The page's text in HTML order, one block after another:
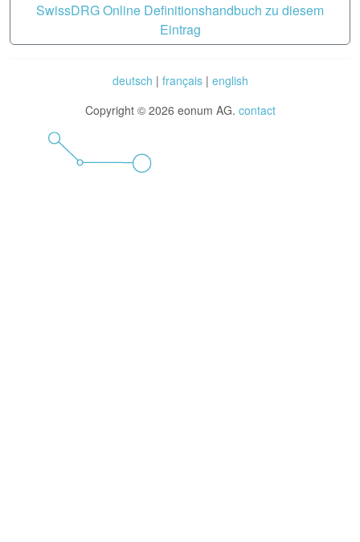
SwissDRG Online Definitionshandbuch zu diesem
Eintrag
deutsch | français| english
Copyright © 2026 eonum AG. contact